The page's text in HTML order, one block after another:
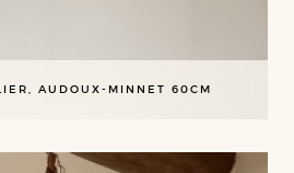
AUDOUX-MINNET 60CM